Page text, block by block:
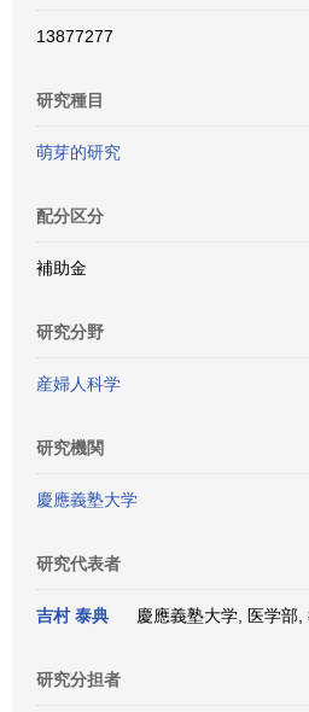
13877277
研究種目
萌芽的研究
配分区分
補助金
研究分野
産婦人科学
研究機関
慶應義塾大学
研究代表者
吉村 泰典 慶應義塾大学, 医学部
研究分担者